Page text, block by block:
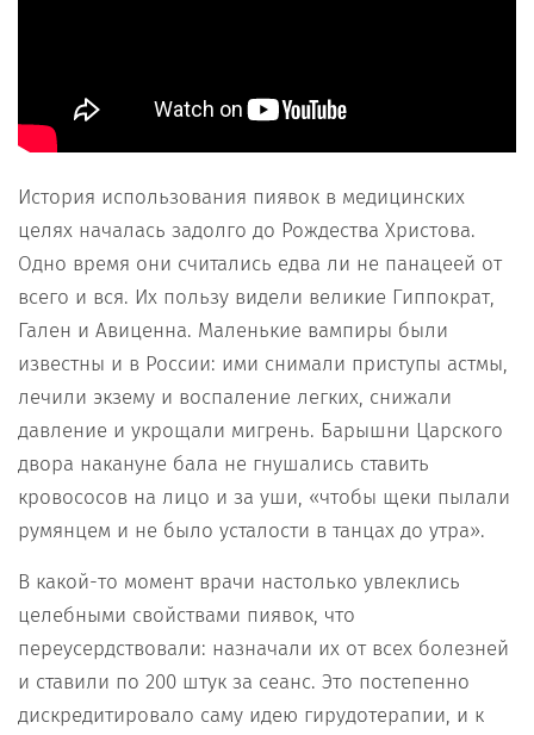
История использования пиявок в медицинских
целях началась задолго до Рождества Христова.
Одно время они считались едва ли не панацеей от
всего и вся. Их пользу видели великие Гиппократ,
Гален и Авиценна. Маленькие вампиры были
известны и в России: ими снимали приступы астмы,
лечили экзему и воспаление легких, снижали
давление и укрощали мигрень. Барышни Царского
двора накануне бала не гнушались ставить
кровососов на лицо и за уши, «чтобы щеки пылали
румянцем и не было усталости в танцах до утра».
В какой-то момент врачи настолько увлеклись
целебными свойствами пиявок, что
переусердствовали: назначали их от всех болезней
и ставили по 200 штук за сеанс. Это постепенно
дискредитировало саму идею гирудотерапии, и к